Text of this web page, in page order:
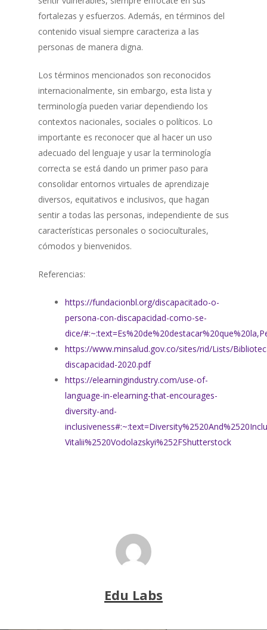
fortalezas y esfuerzos. Además, en términos del
contenido visual siempre caracteriza a las
personas de manera digna.
Los términos mencionados son reconocidos
internacionalmente, sin embargo, esta lista y
terminología pueden variar dependiendo los
contextos nacionales, sociales o políticos. Lo
importante es reconocer que al hacer un uso
adecuado del lenguaje y usar la terminología
correcta se está dando un primer paso para
consolidar entornos virtuales de aprendizaje
diversos, equitativos e inclusivos, que hagan
sentir a todas las personas, independiente de sus
características personales o socioculturales,
cómodos y bienvenidos.
Referencias:
https://fundacionbl.org/discapacitado-o-
persona-con-discapacidad-como-se-
dice/
https://www.minsalud.gov.co/sites/rid/Lists/
discapacidad-2020.pdf
https://elearningindustry.com/use-of-
language-in-elearning-that-encourages-
diversity-and-
Vitalii%2520Vodolazskyi%252FShutterstock
Edu Labs